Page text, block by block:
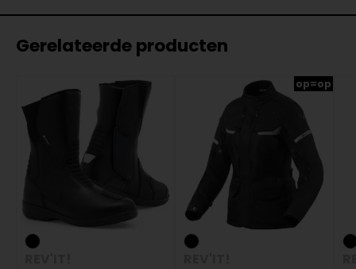
Gerelateerde producten
op=op